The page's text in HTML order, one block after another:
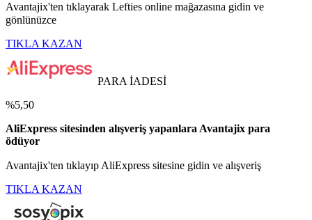
Avantajix'ten tıklayarak Lefties online mağazasına gidin ve
gönlünüzce
TIKLA KAZAN
PARA İADESİ
%5,50
AliExpress sitesinden alışveriş yapanlara Avantajix para
ödüyor
Avantajix'ten tıklayıp AliExpress sitesine gidin ve alışveriş
TIKLA KAZAN